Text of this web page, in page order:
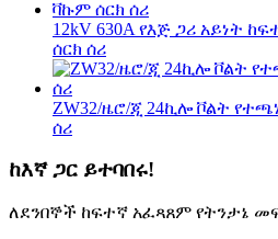
12kV 630A የእጅ ጋሪ አይነት
ሰርክ ሰሪ
ZW32/ዜሮ/ጂ 24ኪሎ ቮልት
ሰሪ
ከእኛ ጋር ይተባበሩ!
ለደንበኞች ከፍተኛ አፈጻጸም የትንታኔ